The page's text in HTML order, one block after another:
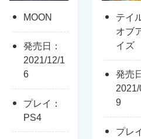
MOON
発売日：
2021/12/1
6
プレイ：
PS4
テイ
オブ
イズ
発売
9
プレ